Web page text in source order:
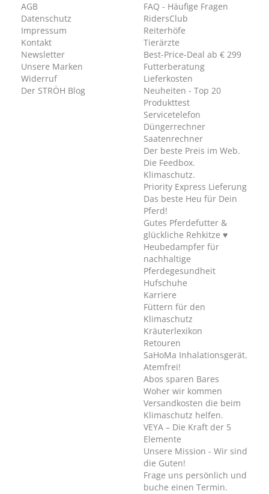
AGB
Datenschutz
Impressum
Kontakt
Newsletter
Unsere Marken
Widerruf
Der STRÖH Blog
FAQ - Häufige Fragen
RidersClub
Reiterhöfe
Tierärzte
Best-Price-Deal ab € 299
Futterberatung
Lieferkosten
Neuheiten - Top 20
Produkttest
Servicetelefon
Düngerrechner
Saatenrechner
Der beste Preis im Web.
Die Feedbox.
Klimaschutz.
Priority Express Lieferung
Das beste Heu für Dein
Pferd!
Gutes Pferdefutter &
glückliche Rehkitze ♥
Heubedampfer für
nachhaltige
Pferdegesundheit
Hufschuhe
Karriere
Füttern für den
Klimaschutz
Kräuterlexikon
Retouren
SaHoMa Inhalationsgerät.
Atemfrei!
Abos sparen Bares
Woher wir kommen
Versandkosten die beim
Klimaschutz helfen.
VEYA – Die Kraft der 5
Elemente
Unsere Mission - Wir sind
die Guten!
Frage uns persönlich und
buche einen Termin.